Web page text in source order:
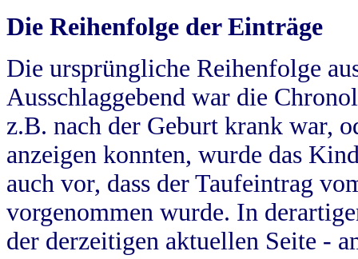
Die Reihenfolge der Einträge
Die ursprüngliche Reihenfolge
Ausschlaggebend war die
z.B. nach der Geburt krank war,
anzeigen konnten, wurde das
auch vor, dass der Taufeintrag
vorgenommen wurde. In
der derzeitigen aktuellen Seite -